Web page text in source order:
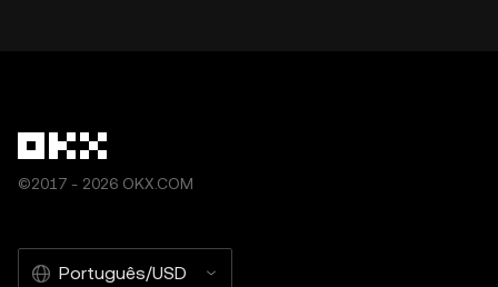
©2017 - 2026 OKX.COM
Português/USD